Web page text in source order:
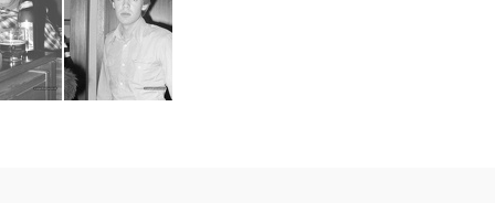
2016-07-13-0035 2016-07-14-0001